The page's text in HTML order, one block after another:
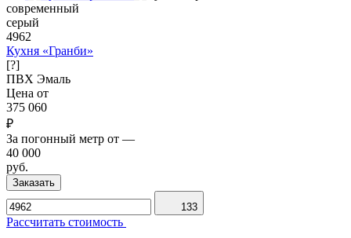
современный
серый
4962
Кухня «Гранби»
[?]
ПВХ Эмаль
Цена от
375 060
₽
За погонный метр от —
40 000
руб.
Заказать
133
Рассчитать стоимость